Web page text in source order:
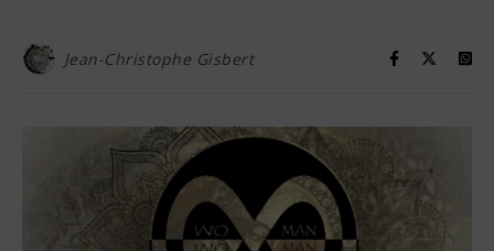
Jean-Christophe Gisbert